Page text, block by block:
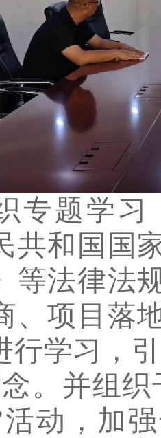
专题学习
共和国国
等法律法
、项目落
行学习，
。 并组织
活动， 加